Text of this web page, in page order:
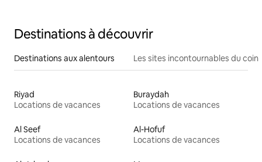
Destinations à découvrir
Destinations aux alentours Les sites incontournables du coin
Riyad
Locations de vacances
Buraydah
Locations de vacances
Al Seef
Locations de vacances
Al-Hofuf
Locations de vacances